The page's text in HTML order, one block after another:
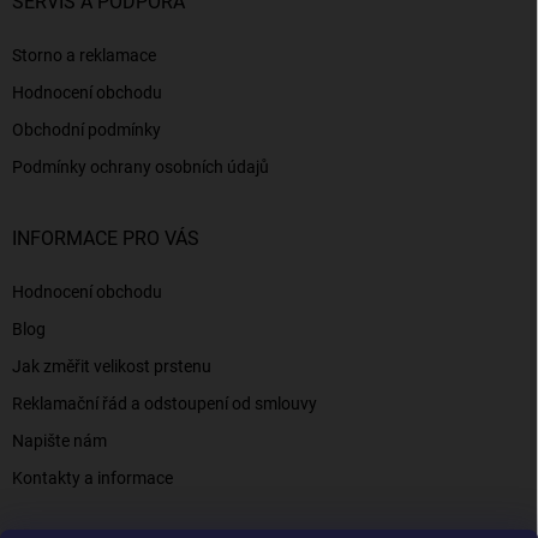
Storno a reklamace
Hodnocení obchodu
Obchodní podmínky
Podmínky ochrany osobních údajů
INFORMACE PRO VÁS
Hodnocení obchodu
Blog
Jak změřit velikost prstenu
Reklamační řád a odstoupení od smlouvy
Napište nám
Kontakty a informace